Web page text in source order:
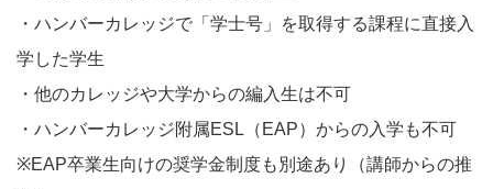
・ハンバーカレッジで「学士号」を取得する課程に直接入
学した学生
・他のカレッジや大学からの編入生は不可
・ハンバーカレッジ附属ESL（EAP）からの入学も不可
※EAP卒業生向けの奨学金制度も別途あり（講師からの推